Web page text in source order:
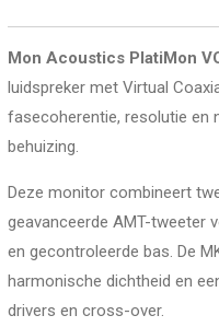
Mon Acoustics PlatiMon
luidspreker met Virtual
fasecoherentie, resolutie en
behuizing.
Deze monitor combineert
geavanceerde AMT-tweeter
en gecontroleerde bas. De
harmonische dichtheid en
drivers en cross-over.